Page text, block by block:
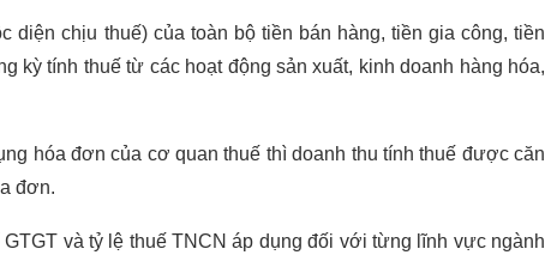
diện chịu thuế) của toàn bộ tiền bán hàng, tiền gia công, tiền
kỳ tính thuế từ các hoạt động sản xuất, kinh doanh hàng hóa,
hóa đơn của cơ quan thuế thì doanh thu tính thuế được căn
đơn.
và tỷ lệ thuế TNCN áp dụng đối với từng lĩnh vực ngành